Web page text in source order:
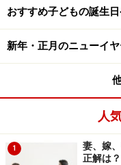
の後自宅で、祖父母
祝いすればいいでし
食べなくても大勢
のご馳走です。
最近、若い方たちの
多くなっているよう
おすすめ子どもの誕生
新年・正月のニューイ
人
1
妻、嫁
正解は？